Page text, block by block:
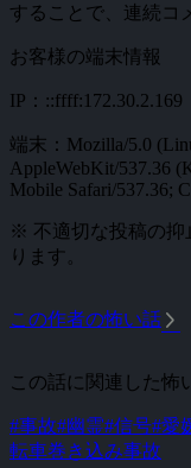
することで、連続コ
お客様の端末情報
IP：::ffff:172.30.2.169
端末：Mozilla/5.0
AppleWebKit/537.36
Mobile Safari/537.36;
※ 不適切な投稿の抑
ります。
この作者の怖い話 arrow_forward_ios
この話に関連した怖
#事故#幽霊#信号#愛
転車巻き込み事故